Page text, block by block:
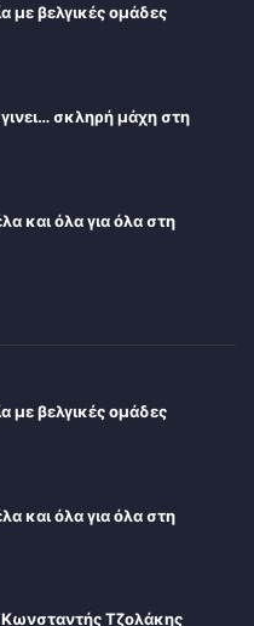
με βελγικές ομάδες
σκληρή μάχη στη
και όλα για όλα στη
με βελγικές ομάδες
και όλα για όλα στη
Τζολάκης